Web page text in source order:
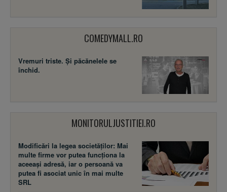
COMEDYMALL.RO
Vremuri triste. Şi păcănelele se
închid.
MONITORULJUSTITIEI.RO
Modificări la legea societăţilor: Mai
multe firme vor putea funcţiona la
aceeaşi adresă, iar o persoană va
putea fi asociat unic în mai multe
SRL